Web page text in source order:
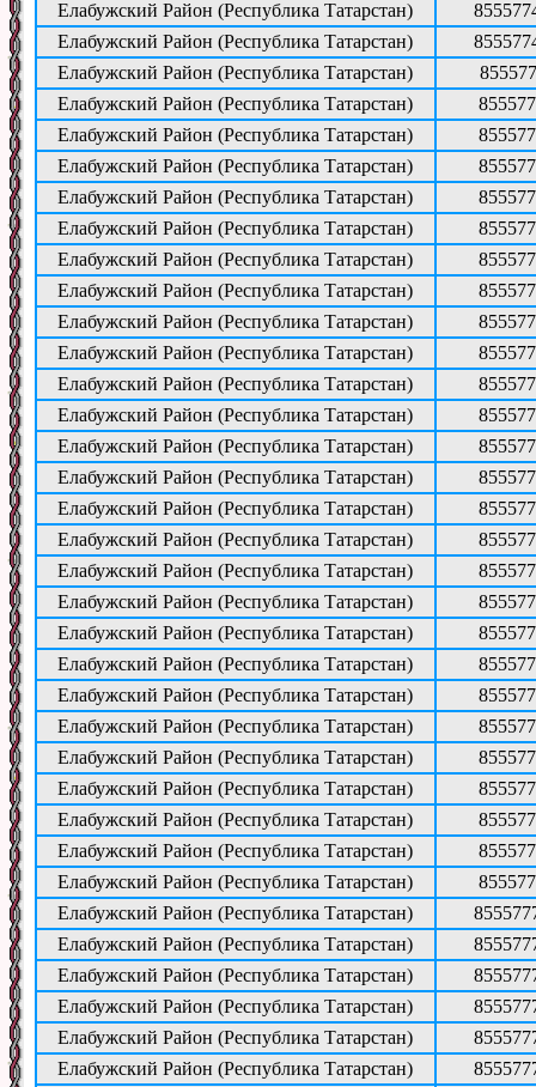
Елабужский Район (Республика Татарстан)
Елабужский Район (Республика Татарстан)
Елабужский Район (Республика Татарстан)
Елабужский Район (Республика Татарстан)
Елабужский Район (Республика Татарстан)
Елабужский Район (Республика Татарстан)
Елабужский Район (Республика Татарстан)
Елабужский Район (Республика Татарстан)
Елабужский Район (Республика Татарстан)
Елабужский Район (Республика Татарстан)
Елабужский Район (Республика Татарстан)
Елабужский Район (Республика Татарстан)
Елабужский Район (Республика Татарстан)
Елабужский Район (Республика Татарстан)
Елабужский Район (Республика Татарстан)
Елабужский Район (Республика Татарстан)
Елабужский Район (Республика Татарстан)
Елабужский Район (Республика Татарстан)
Елабужский Район (Республика Татарстан)
Елабужский Район (Республика Татарстан)
Елабужский Район (Республика Татарстан)
Елабужский Район (Республика Татарстан)
Елабужский Район (Республика Татарстан)
Елабужский Район (Республика Татарстан)
Елабужский Район (Республика Татарстан)
Елабужский Район (Республика Татарстан)
Елабужский Район (Республика Татарстан)
Елабужский Район (Республика Татарстан)
Елабужский Район (Республика Татарстан)
Елабужский Район (Республика Татарстан)
Елабужский Район (Республика Татарстан)
Елабужский Район (Республика Татарстан)
Елабужский Район (Республика Татарстан)
Елабужский Район (Республика Татарстан)
Елабужский Район (Республика Татарстан)